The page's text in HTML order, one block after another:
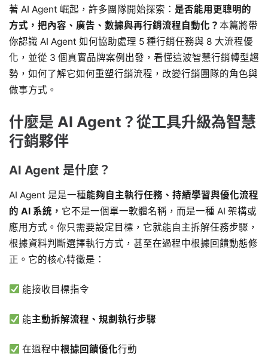
著 AI Agent 崛起，許多團隊開始探索： 是否能用更聰明的
方式，把內容、廣告、數據與再行銷流程自動化？ 本篇將帶
你認識 AI Agent 如何協助處理 5 種行銷任務與 8 大流程優
化，並從 3 個真實品牌案例出發，看懂這波智慧行銷轉型趨
勢，如何了解它如何重塑行銷流程，改變行銷團隊的角色與
做事方式。
什麼是 AI Agent？從工具升級為智慧
行銷夥伴
AI Agent 是什麼？
AI Agent 是是一種能夠自主執行任務、持續學習與優化流程
的 AI 系統， 它不是一個單一軟體名稱，而是一種 AI 架構或
應用方式。你只需要設定目標，它就能自主拆解任務步驟，
根據資料判斷選擇執行方式，甚至在過程中根據回饋動態修
正。它的核心特徵是：
能接收目標指令
能主動拆解流程、規劃執行步驟
在過程中根據回饋優化行動